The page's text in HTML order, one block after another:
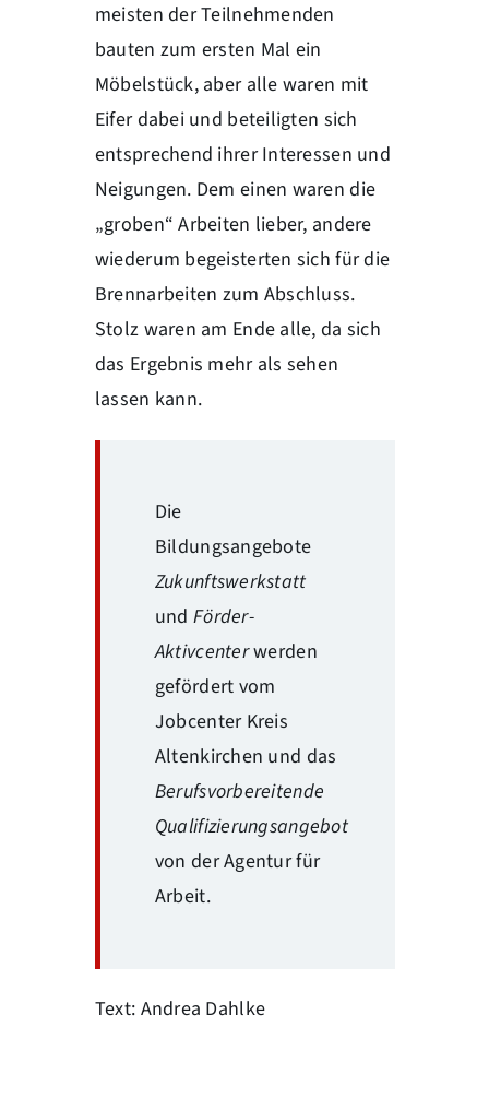
meisten der Teilnehmenden
bauten zum ersten Mal ein
Möbelstück, aber alle waren mit
Eifer dabei und beteiligten sich
entsprechend ihrer Interessen und
Neigungen. Dem einen waren die
„groben“ Arbeiten lieber, andere
wiederum begeisterten sich für die
Brennarbeiten zum Abschluss.
Stolz waren am Ende alle, da sich
das Ergebnis mehr als sehen
lassen kann.
Die
Bildungsangebote
Zukunftswerkstatt
und Förder-
Aktivcenterwerden
gefördert vom
Jobcenter Kreis
Altenkirchen und das
Berufsvorbereitende
Qualifizierungsangebot
von der Agentur für
Arbeit.
Text: Andrea Dahlke